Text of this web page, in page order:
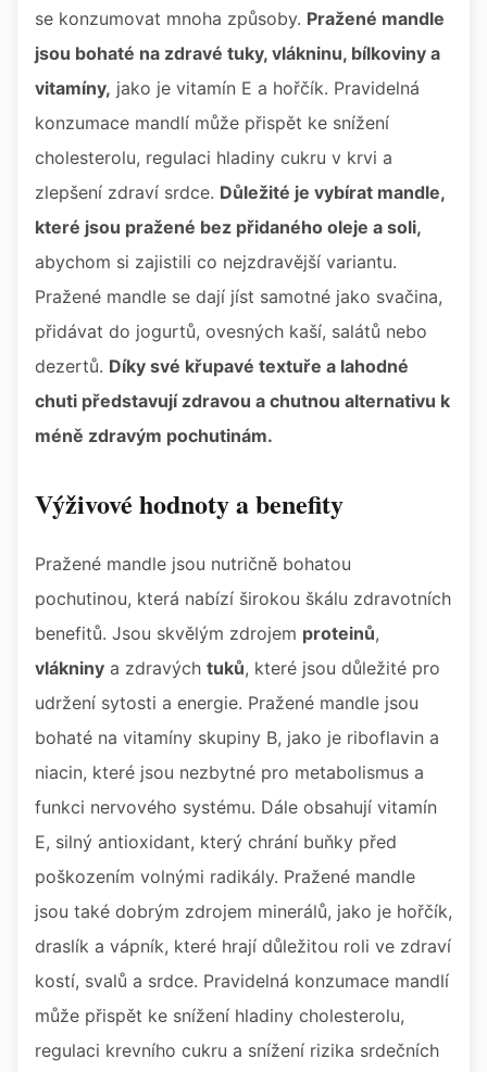
se konzumovat mnoha způsoby. Pražené mandle
jsou bohaté na zdravé tuky, vlákninu, bílkoviny a
vitamíny, jako je vitamín E a hořčík. Pravidelná
konzumace mandlí může přispět ke snížení
cholesterolu, regulaci hladiny cukru v krvi a
zlepšení zdraví srdce. Důležité je vybírat mandle,
které jsou pražené bez přidaného oleje a soli,
abychom si zajistili co nejzdravější variantu.
Pražené mandle se dají jíst samotné jako svačina,
přidávat do jogurtů, ovesných kaší, salátů nebo
dezertů. Díky své křupavé textuře a lahodné
chuti představují zdravou a chutnou alternativu k
méně zdravým pochutinám.
Výživové hodnoty a benefity
Pražené mandle jsou nutričně bohatou
pochutinou, která nabízí širokou škálu zdravotních
benefitů. Jsou skvělým zdrojem proteinů,
vlákniny a zdravých tuků, které jsou důležité pro
udržení sytosti a energie. Pražené mandle jsou
bohaté na vitamíny skupiny B, jako je riboflavin a
niacin, které jsou nezbytné pro metabolismus a
funkci nervového systému. Dále obsahují vitamín
E, silný antioxidant, který chrání buňky před
poškozením volnými radikály. Pražené mandle
jsou také dobrým zdrojem minerálů, jako je hořčík,
draslík a vápník, které hrají důležitou roli ve zdraví
kostí, svalů a srdce. Pravidelná konzumace mandlí
může přispět ke snížení hladiny cholesterolu,
regulaci krevního cukru a snížení rizika srdečních